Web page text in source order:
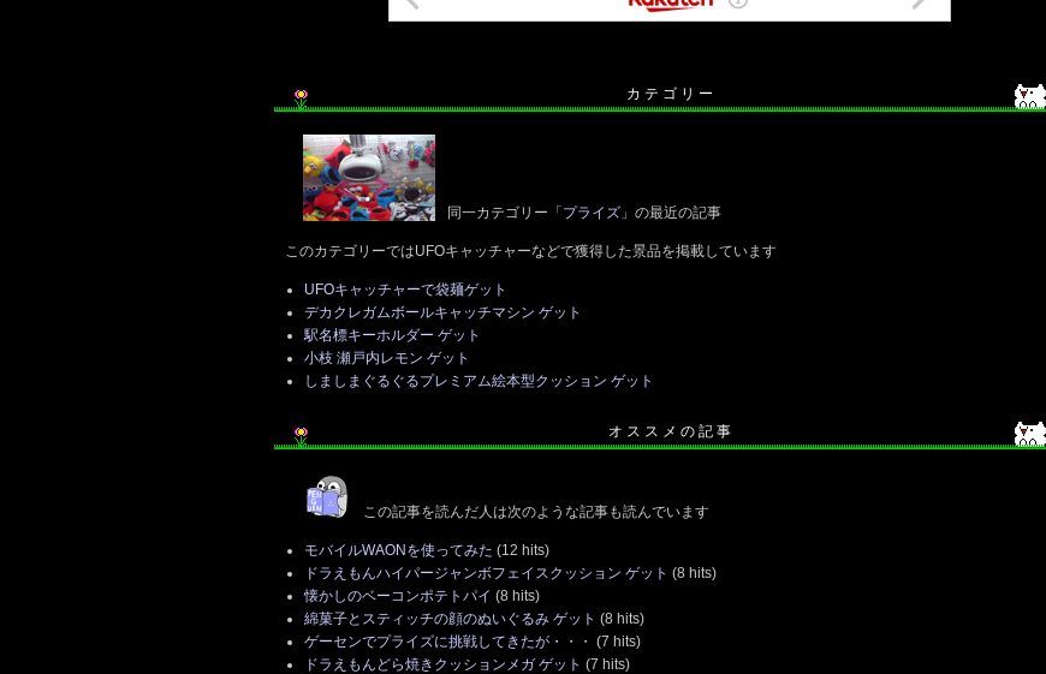
カ テ ゴ リ ー
同一カテゴリー「 プライズ 」の最近の記事
このカテゴリーではUFOキャッチャーなどで獲得した景品を掲載しています
UFOキャッチャーで袋麺ゲット
デカクレガムボールキャッチマシン ゲット
駅名標キーホルダー ゲット
小枝 瀬戸内レモン ゲット
しましまぐるぐるプレミアム絵本型クッション ゲット
オ ス ス メ の 記 事
この記事を読んだ人は次のような記事も読んでいます
モバイルWAONを使ってみた (12 hits)
ドラえもんハイパージャンボフェイスクッション ゲット (8 hits)
懐かしのベーコンポテトパイ (8 hits)
綿菓子とスティッチの顔のぬいぐるみ ゲット (8 hits)
ゲーセンでプライズに挑戦してきたが・・・ (7 hits)
ドラえもんどら焼きクッションメガ ゲット (7 hits)